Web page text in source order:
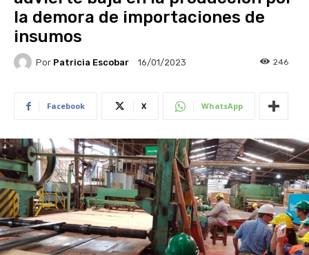
la demora de importaciones de
insumos
Por Patricia Escobar 16/01/2023 246
Facebook X WhatsApp